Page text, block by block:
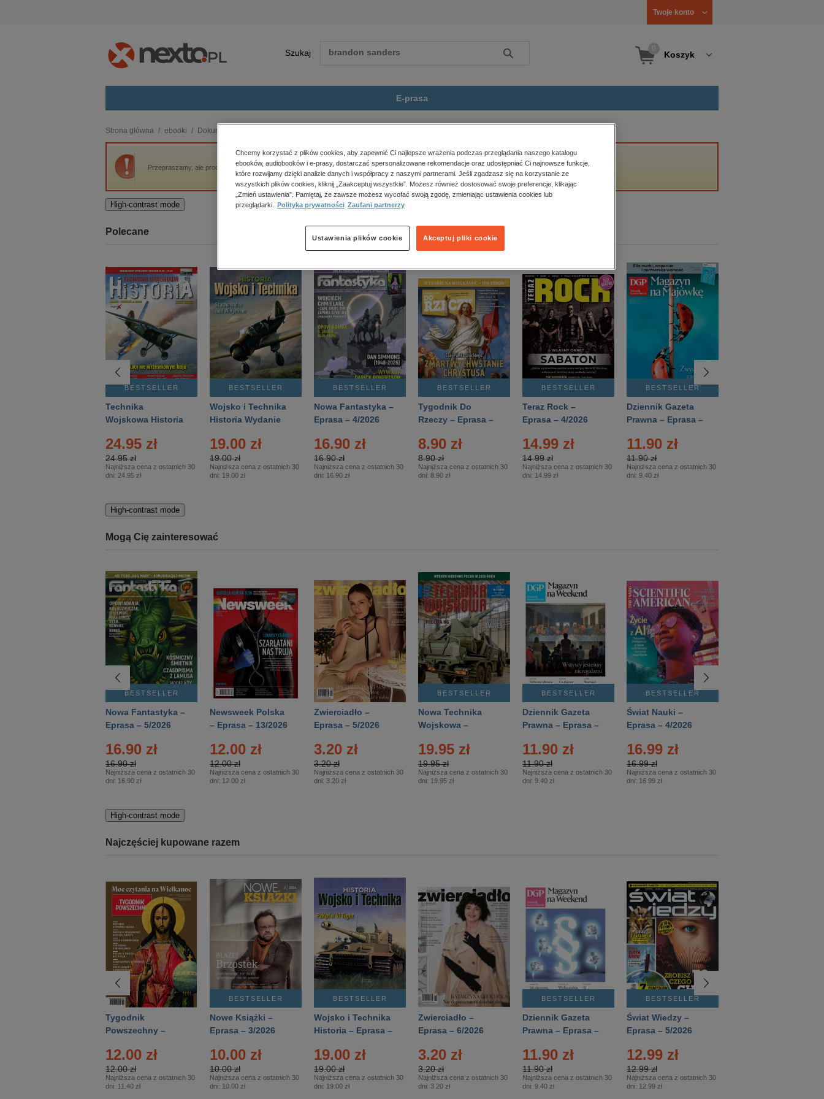
Twoje konto
Szukaj Szukaj Koszyk
E-prasa
budownictwo, aranżacja wnętrz
biznesowe, branżowe, gospodarka
darmowe wydania
edukacja
kobiece, lifestyle, kultura
polityka, społeczno-informacyjne
psychologiczne
inne
popularno-naukowe
historia
zdrowie
religie
Strona główna ebooki Dokument, literatura faktu, reportaże, biografie
Przepraszamy, ale produkt „Stany Podzielone Ameryki” nie jest dostępny.
High-contrast mode
Polecane
BESTSELLER
Technika
Wojskowa Historia
24.95 zł
24.95 zł
Najniższa cena z ostatnich 30
dni: 24.95 zł
BESTSELLER
Wojsko i Technika
Historia Wydanie
– 2/2026
19.00 zł
19.00 zł
Najniższa cena z ostatnich 30
dni: 19.00 zł
BESTSELLER
Nowa Fantastyka –
Eprasa – 4/2026
16.90 zł
16.90 zł
Najniższa cena z ostatnich 30
dni: 16.90 zł
BESTSELLER
Tygodnik Do
Rzeczy – Eprasa –
8.90 zł
8.90 zł
Najniższa cena z ostatnich 30
dni: 8.90 zł
BESTSELLER
Teraz Rock –
Eprasa – 4/2026
14.99 zł
14.99 zł
Najniższa cena z ostatnich 30
dni: 14.99 zł
BESTSELLER
Dziennik Gazeta
Prawna – Eprasa –
11.90 zł
11.90 zł
Najniższa cena z ostatnich 30
dni: 9.40 zł
High-contrast mode
Mogą Cię zainteresować
BESTSELLER
Nowa Fantastyka –
Eprasa – 5/2026
16.90 zł
16.90 zł
Najniższa cena z ostatnich 30
dni: 16.90 zł
Newsweek Polska
– Eprasa – 13/2026
12.00 zł
12.00 zł
Najniższa cena z ostatnich 30
dni: 12.00 zł
Zwierciadło –
Eprasa – 5/2026
3.20 zł
3.20 zł
Najniższa cena z ostatnich 30
dni: 3.20 zł
BESTSELLER
Nowa Technika
Wojskowa –
19.95 zł
19.95 zł
Najniższa cena z ostatnich 30
dni: 19.95 zł
BESTSELLER
Dziennik Gazeta
Prawna – Eprasa –
11.90 zł
11.90 zł
Najniższa cena z ostatnich 30
dni: 9.40 zł
BESTSELLER
Świat Nauki –
Eprasa – 4/2026
16.99 zł
16.99 zł
Najniższa cena z ostatnich 30
dni: 16.99 zł
High-contrast mode
Najczęściej kupowane razem
Tygodnik
Powszechny –
12.00 zł
12.00 zł
Najniższa cena z ostatnich 30
dni: 11.40 zł
BESTSELLER
Nowe Książki –
Eprasa – 3/2026
10.00 zł
10.00 zł
Najniższa cena z ostatnich 30
dni: 10.00 zł
BESTSELLER
Wojsko i Technika
Historia – Eprasa –
19.00 zł
19.00 zł
Najniższa cena z ostatnich 30
dni: 19.00 zł
Zwierciadło –
Eprasa – 6/2026
3.20 zł
3.20 zł
Najniższa cena z ostatnich 30
dni: 3.20 zł
BESTSELLER
Dziennik Gazeta
Prawna – Eprasa –
11.90 zł
11.90 zł
Najniższa cena z ostatnich 30
dni: 9.40 zł
BESTSELLER
Świat Wiedzy –
Eprasa – 5/2026
12.99 zł
12.99 zł
Najniższa cena z ostatnich 30
dni: 12.99 zł
Chcemy korzystać z plików cookies, aby zapewnić Ci najlepsze wrażenia podczas przeglądania naszego katalogu
ebooków, audiobooków i e-prasy, dostarczać spersonalizowane rekomendacje oraz udostępniać Ci najnowsze funkcje,
które rozwijamy dzięki analizie danych i współpracy z naszymi partnerami. Jeśli zgadzasz się na korzystanie ze
wszystkich plików cookies, kliknij „Zaakceptuj wszystkie”. Możesz również dostosować swoje preferencje, klikając
„Zmień ustawienia”. Pamiętaj, że zawsze możesz wycofać swoją zgodę, zmieniając ustawienia cookies lub
przeglądarki.
Polityka prywatności Zaufani partnerzy
Akceptuj pliki cookie
Ustawienia plików cookie